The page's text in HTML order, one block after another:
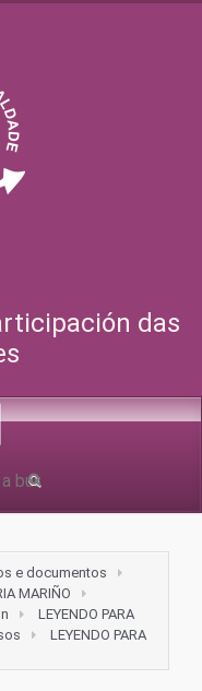
das
e documentos
MARIÑO
LEYENDO PARA
LEYENDO PARA